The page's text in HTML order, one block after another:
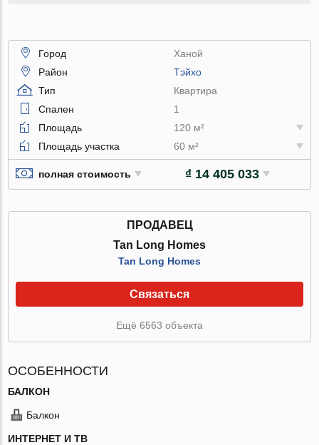
Город
Ханой
Район
Тэйхо
Тип
Квартира
Спален
1
Площадь
120 м²
Площадь участка
60 м²
полная стоимость ₫ 14 405 033
ПРОДАВЕЦ
Tan Long Homes
Tan Long Homes
Связаться
Ещё 6563 объекта
ОСОБЕННОСТИ
БАЛКОН
Балкон
ИНТЕРНЕТ И ТВ